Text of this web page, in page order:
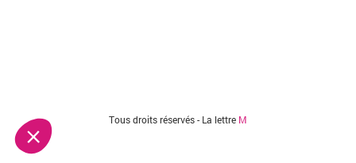
Tous droits réservés - La lettre M